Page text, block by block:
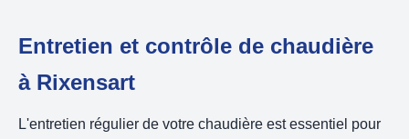
Entretien et contrôle de chaudière
à Rixensart
L'entretien régulier de votre chaudière est essentiel pour